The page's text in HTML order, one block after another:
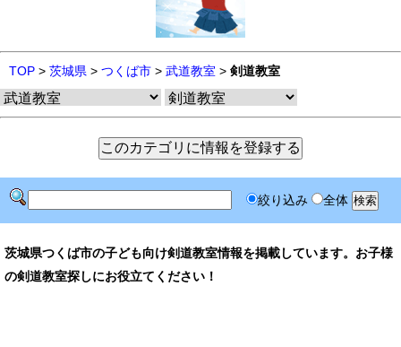
TOP > 茨城県 > つくば市 > 武道教室 > 剣道教室
絞り込み 全体
茨城県つくば市の子ども向け剣道教室情報を掲載しています。お子様
の剣道教室探しにお役立てください！